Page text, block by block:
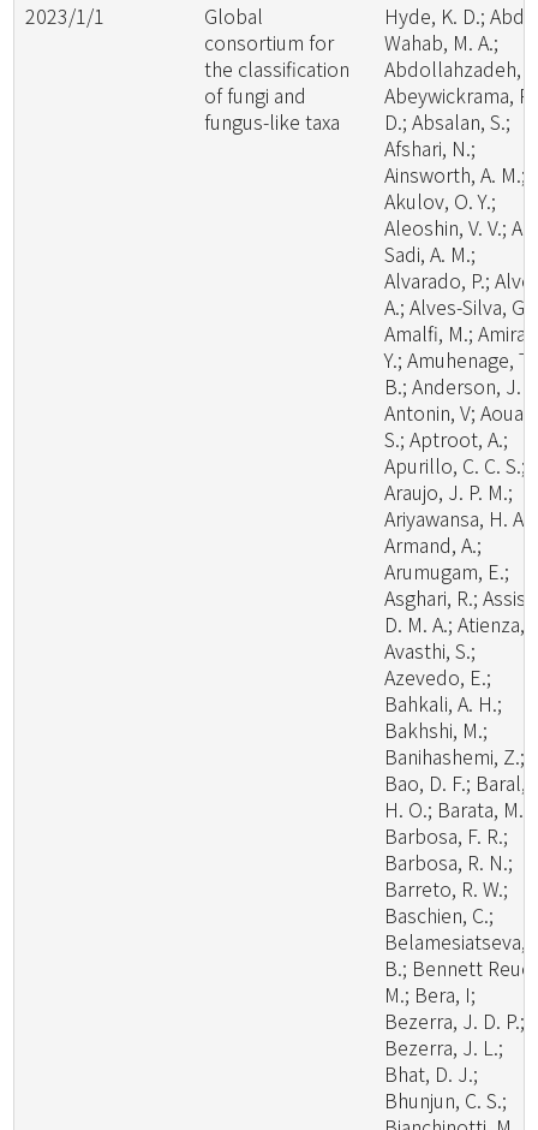
2023/1/1
Global
consortium for
the classification
of fungi and
fungus-like taxa
Hyde, K. D.;
Wahab, M. A.;
Abdollahzadeh,
Abeywickrama, P.
D.; Absalan, S.;
Afshari, N.;
Ainsworth, A. M.;
Akulov, O. Y.;
Aleoshin, V. V.; Al-
Sadi, A. M.;
Alvarado, P.;
A.; Alves-Silva, G.;
Amalfi, M.; Amira,
Y.; Amuhenage, T.
B.; Anderson, J.
Antonin, V; Aouali,
S.; Aptroot, A.;
Apurillo, C. C. S.;
Araujo, J. P. M.;
Ariyawansa, H. A.;
Armand, A.;
Arumugam, E.;
Asghari, R.; Assis,
D. M. A.; Atienza,
Avasthi, S.;
Azevedo, E.;
Bahkali, A. H.;
Bakhshi, M.;
Banihashemi, Z.;
Bao, D. F.; Baral,
H. O.; Barata, M.;
Barbosa, F. R.;
Barbosa, R. N.;
Barreto, R. W.;
Baschien, C.;
Belamesiatseva,
B.; Bennett
M.; Bera, I;
Bezerra, J. D. P.;
Bezerra, J. L.;
Bhat, D. J.;
Bhunjun, C. S.;